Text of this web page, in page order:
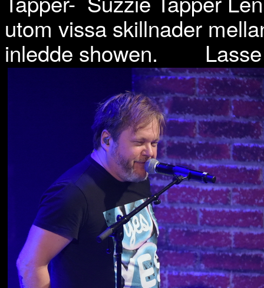
utom vissa skillnader
inledde showen.